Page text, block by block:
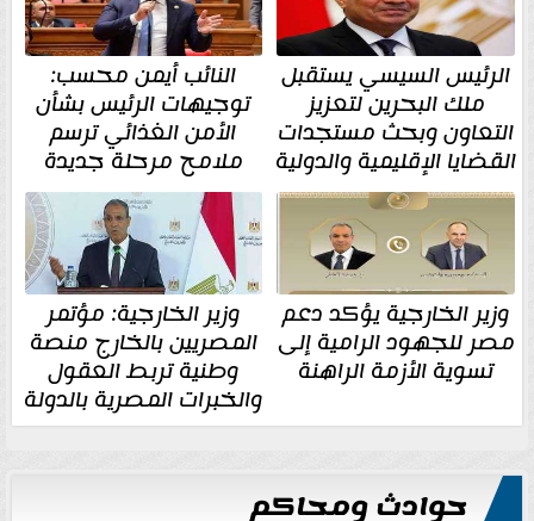
الرئيس السيسي يستقبل
ملك البحرين لتعزيز
التعاون وبحث مستجدات
القضايا الإقليمية والدولية
النائب أيمن محسب:
توجيهات الرئيس بشأن
الأمن الغذائي ترسم
ملامح مرحلة جديدة
وزير الخارجية يؤكد دعم
مصر للجهود الرامية إلى
تسوية الأزمة الراهنة
وزير الخارجية: مؤتمر
المصريين بالخارج منصة
وطنية تربط العقول
والخبرات المصرية بالدولة
حوادث ومحاكم